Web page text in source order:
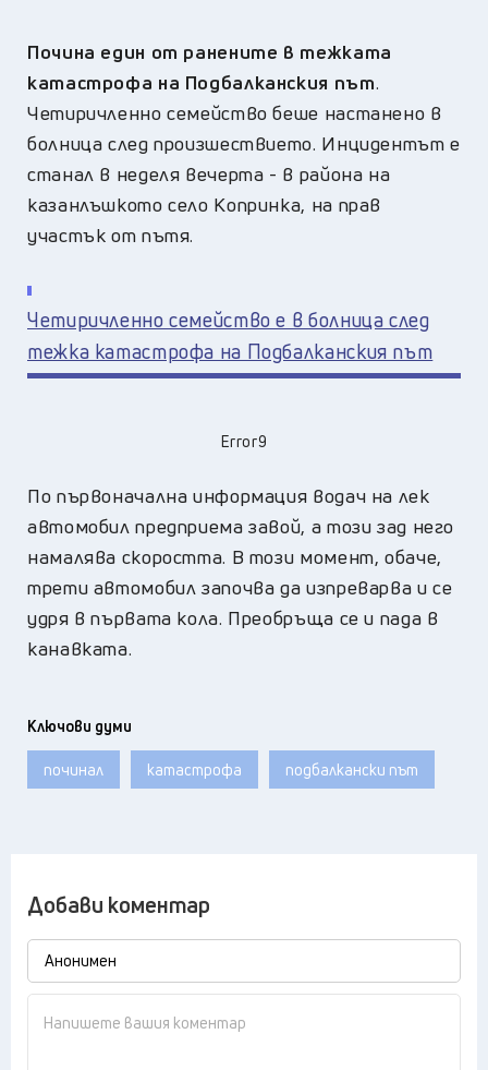
Почина един от ранените в тежката
катастрофа на Подбалканския път.
Четиричленно семейство беше настанено в
болница след произшествието. Инцидентът е
станал в неделя вечерта - в района на
казанлъшкото село Копринка, на прав
участък от пътя.
Четиричленно семейство е в болница след
тежка катастрофа на Подбалканския път
Error9
По първоначална информация водач на лек
автомобил предприема завой, а този зад него
намалява скоростта. В този момент, обаче,
трети автомобил започва да изпреварва и се
удря в първата кола. Преобръща се и пада в
канавката.
Ключови думи
починал катастрофа подбалкански път
Добави коментар